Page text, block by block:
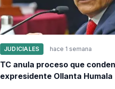
JUDICIALES hace 1 semana
TC anula proceso que
expresidente Ollanta Humala